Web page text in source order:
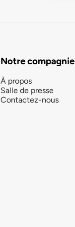
Notre compagnie
À propos
Salle de presse
Contactez-nous